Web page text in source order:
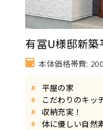
有冨U様邸新築
本体価格帯費:
# 平屋の家
# こだわりのキッ
# 収納充実！
# 体に優しい自然